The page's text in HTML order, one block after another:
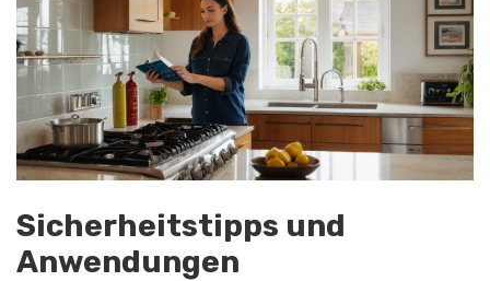
Sicherheitstipps und
Anwendungen